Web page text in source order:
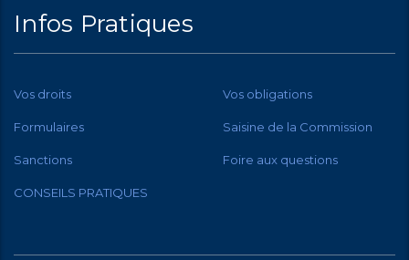
Infos Pratiques
Vos droits Vos obligations
Formulaires Saisine de la Commission
Sanctions Foire aux questions
CONSEILS PRATIQUES